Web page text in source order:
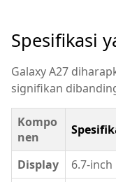
Spesifikasi
Galaxy A27
signifikan
Kompo
nen
Display
6.7-